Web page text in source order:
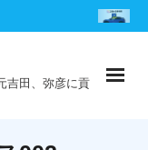
吉田、弥彦に貢